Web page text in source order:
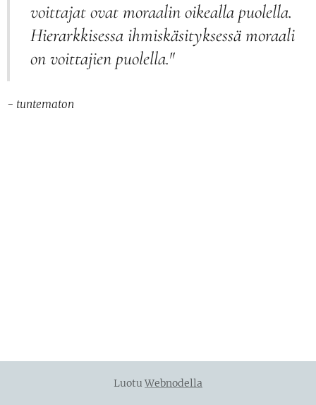
voittajat ovat moraalin oikealla puolella.
Hierarkkisessa ihmiskäsityksessä moraali
on voittajien puolella."
- tuntematon
Luotu Webnodella